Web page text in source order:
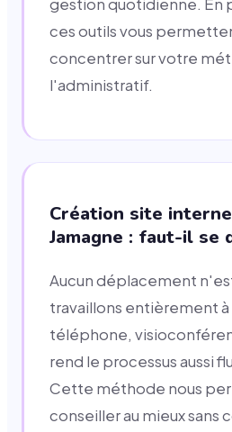
gestion quotidienne. En
ces outils vous
concentrer sur votre
l'administratif.
Création site
Jamagne : faut-il se
Aucun déplacement
travaillons entièrement à
téléphone,
rend le processus aussi
Cette méthode nous
conseiller au mieux sans